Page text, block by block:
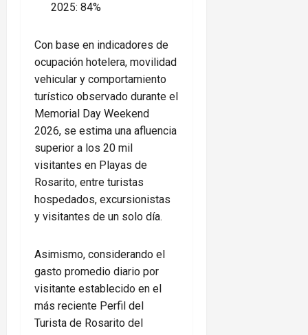
2025: 84%
Con base en indicadores de
ocupación hotelera, movilidad
vehicular y comportamiento
turístico observado durante el
Memorial Day Weekend
2026, se estima una afluencia
superior a los 20 mil
visitantes en Playas de
Rosarito, entre turistas
hospedados, excursionistas
y visitantes de un solo día.
Asimismo, considerando el
gasto promedio diario por
visitante establecido en el
más reciente Perfil del
Turista de Rosarito del